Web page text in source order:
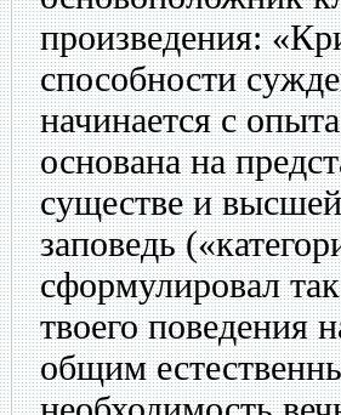
произведения:
способности
начинается с
основана на
существе и
заповедь
сформулировал
твоего поведения
общим